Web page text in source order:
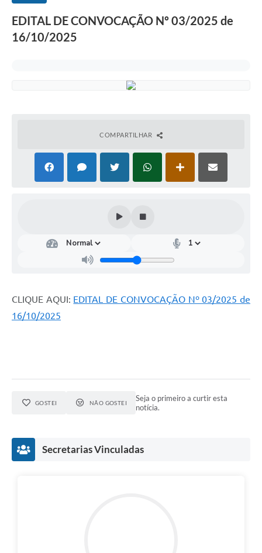
EDITAL DE CONVOCAÇÃO Nº 03/2025 de
16/10/2025
COMPARTILHAR
CLIQUE AQUI: EDITAL DE CONVOCAÇÃO Nº 03/2025 de
16/10/2025
GOSTEI NÃO GOSTEI
Seja o primeiro a curtir esta
notícia.
Secretarias Vinculadas